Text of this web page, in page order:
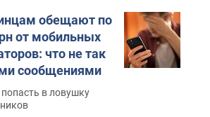
обещают по
от мобильных
что не так
сообщениями
попасть в ловушку